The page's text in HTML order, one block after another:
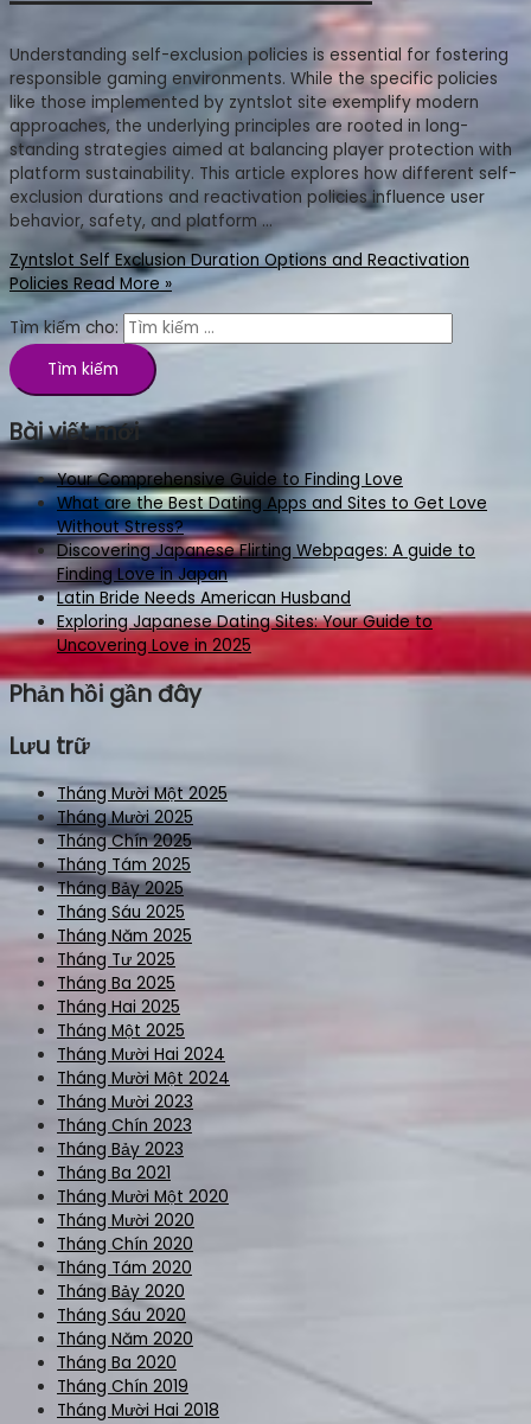
Understanding self-exclusion policies is essential for fostering
responsible gaming environments. While the specific policies
like those implemented by zyntslot site exemplify modern
approaches, the underlying principles are rooted in long-
standing strategies aimed at balancing player protection with
platform sustainability. This article explores how different self-
exclusion durations and reactivation policies influence user
behavior, safety, and platform …
Zyntslot Self Exclusion Duration Options and Reactivation
Policies Read More »
Tìm kiếm cho:
Bài viết mới
Your Comprehensive Guide to Finding Love
What are the Best Dating Apps and Sites to Get Love
Without Stress?
Discovering Japanese Flirting Webpages: A guide to
Finding Love in Japan
Latin Bride Needs American Husband
Exploring Japanese Dating Sites: Your Guide to
Uncovering Love in 2025
Phản hồi gần đây
Lưu trữ
Tháng Mười Một 2025
Tháng Mười 2025
Tháng Chín 2025
Tháng Tám 2025
Tháng Bảy 2025
Tháng Sáu 2025
Tháng Năm 2025
Tháng Tư 2025
Tháng Ba 2025
Tháng Hai 2025
Tháng Một 2025
Tháng Mười Hai 2024
Tháng Mười Một 2024
Tháng Mười 2023
Tháng Chín 2023
Tháng Bảy 2023
Tháng Ba 2021
Tháng Mười Một 2020
Tháng Mười 2020
Tháng Chín 2020
Tháng Tám 2020
Tháng Bảy 2020
Tháng Sáu 2020
Tháng Năm 2020
Tháng Ba 2020
Tháng Chín 2019
Tháng Mười Hai 2018